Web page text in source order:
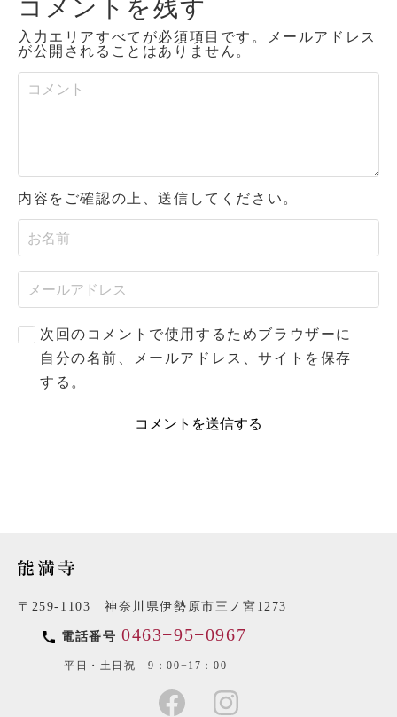
コメントを残す
入力エリアすべてが必須項目です。メールアドレス
が公開されることはありません。
内容をご確認の上、送信してください。
次回のコメントで使用するためブラウザーに
自分の名前、メールアドレス、サイトを保存
する。
〒259-1103 神奈川県伊勢原市三ノ宮1273
電話番号 0463−95−0967
平日・土日祝 9：00−17：00